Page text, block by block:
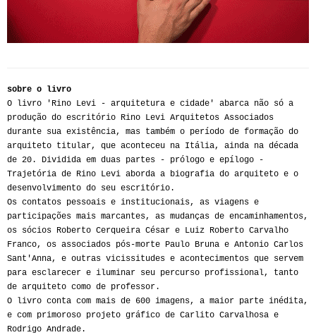
sobre o livro
O livro 'Rino Levi - arquitetura e cidade' abarca não só a
produção do escritório Rino Levi Arquitetos Associados
durante sua existência, mas também o período de formação do
arquiteto titular, que aconteceu na Itália, ainda na década
de 20. Dividida em duas partes - prólogo e epílogo -
Trajetória de Rino Levi aborda a biografia do arquiteto e o
desenvolvimento do seu escritório.
Os contatos pessoais e institucionais, as viagens e
participações mais marcantes, as mudanças de encaminhamentos,
os sócios Roberto Cerqueira César e Luiz Roberto Carvalho
Franco, os associados pós-morte Paulo Bruna e Antonio Carlos
Sant'Anna, e outras vicissitudes e acontecimentos que servem
para esclarecer e iluminar seu percurso profissional, tanto
de arquiteto como de professor.
O livro conta com mais de 600 imagens, a maior parte inédita,
e com primoroso projeto gráfico de Carlito Carvalhosa e
Rodrigo Andrade.